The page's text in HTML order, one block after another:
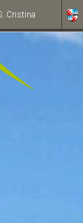
Cristina